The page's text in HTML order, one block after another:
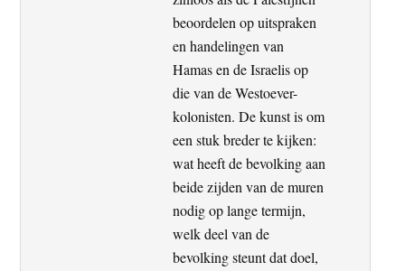
beoordelen op uitspraken
en handelingen van
Hamas en de Israelis op
die van de Westoever-
kolonisten. De kunst is om
een stuk breder te kijken:
wat heeft de bevolking aan
beide zijden van de muren
nodig op lange termijn,
welk deel van de
bevolking steunt dat doel,